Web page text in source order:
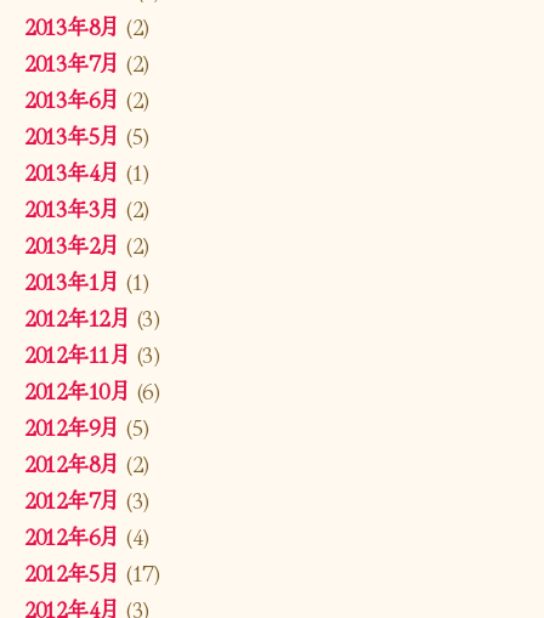
2013年8月 (2)
2013年7月 (2)
2013年6月 (2)
2013年5月 (5)
2013年4月 (1)
2013年3月 (2)
2013年2月 (2)
2013年1月 (1)
2012年12月 (3)
2012年11月 (3)
2012年10月 (6)
2012年9月 (5)
2012年8月 (2)
2012年7月 (3)
2012年6月 (4)
2012年5月 (17)
2012年4月 (3)